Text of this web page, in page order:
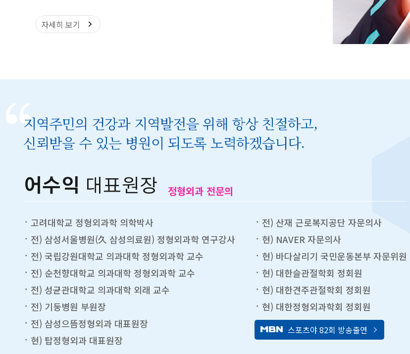
자세히 보기
지역주민의 건강과 지역발전을 위해 항상 친절하고,
신뢰받을 수 있는 병원이 되도록 노력하겠습니다.
어수익 대표원장 정형외과 전문의
고려대학교 정형외과학 의학박사
전) 삼성서울병원(久 삼성의료원) 정형외과학 연구강사
전) 국립강원대학교 의과대학 정형외과학 교수
전) 순천향대학교 의과대학 정형외과학 교수
전) 성균관대학교 의과대학 외래 교수
전) 기둥병원 부원장
전) 삼성으뜸정형외과 대표원장
현) 탑정형외과 대표원장
전) 산재 근로복지공단 자문의사
현) NAVER 자문의사
현) 바다살리기 국민운동본부 자문위원
현) 대한슬관절학회 정회원
현) 대한견주관절학회 정회원
현) 대한정형외과학회 정회원
스포츠야 82회 방송출연